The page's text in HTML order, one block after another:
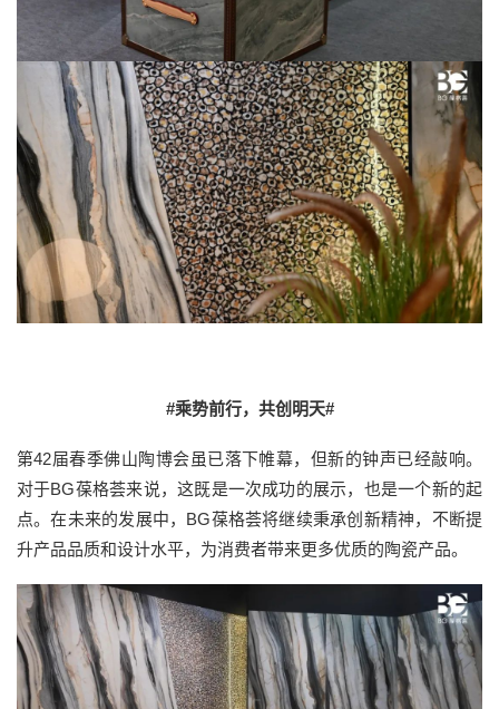
#乘势前行，共创明天#
第42届春季佛山陶博会虽已落下帷幕，但新的钟声已经敲响。
对于BG葆格荟来说，这既是一次成功的展示，也是一个新的起
点。在未来的发展中，BG葆格荟将继续秉承创新精神，不断提
升产品品质和设计水平，为消费者带来更多优质的陶瓷产品。